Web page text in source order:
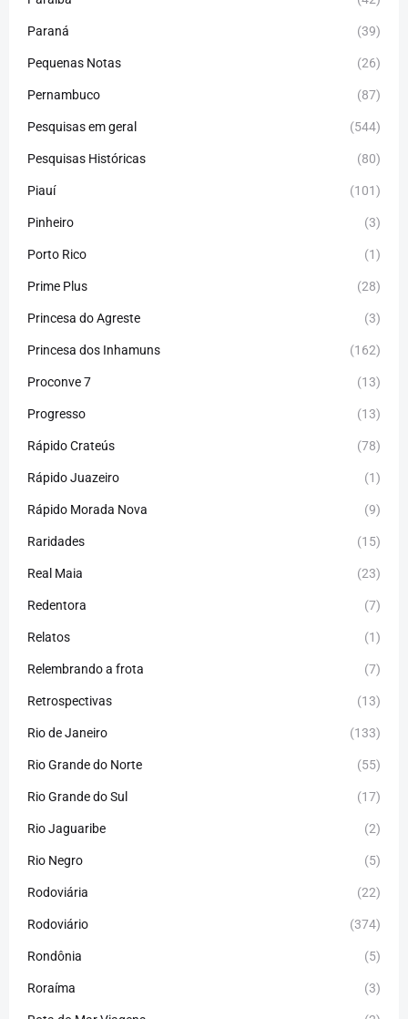
Paraná (39)
Pequenas Notas (26)
Pernambuco (87)
Pesquisas em geral (544)
Pesquisas Históricas (80)
Piauí (101)
Pinheiro (3)
Porto Rico (1)
Prime Plus (28)
Princesa do Agreste (3)
Princesa dos Inhamuns (162)
Proconve 7 (13)
Progresso (13)
Rápido Crateús (78)
Rápido Juazeiro (1)
Rápido Morada Nova (9)
Raridades (15)
Real Maia (23)
Redentora (7)
Relatos (1)
Relembrando a frota (7)
Retrospectivas (13)
Rio de Janeiro (133)
Rio Grande do Norte (55)
Rio Grande do Sul (17)
Rio Jaguaribe (2)
Rio Negro (5)
Rodoviária (22)
Rodoviário (374)
Rondônia (5)
Roraíma (3)